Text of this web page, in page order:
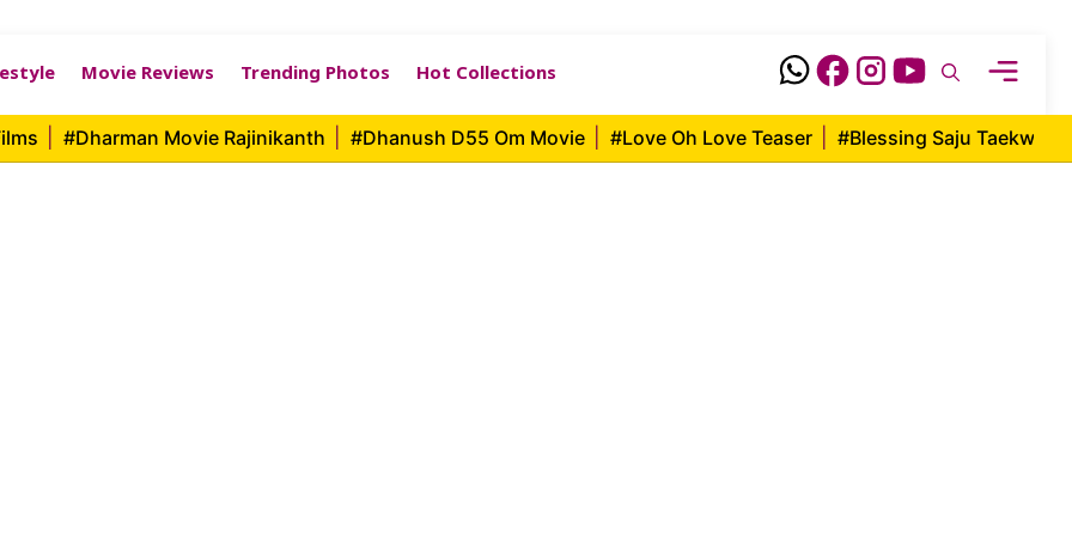
Movie Reviews Trending Photos Hot Collections
#Dharman Movie Rajinikanth #Dhanush D55 Om Movie #Love Oh Love Teaser #Blessing Saju